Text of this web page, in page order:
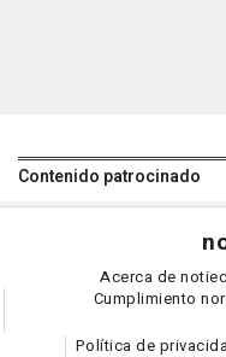
Contenido patrocinado
Acerca de
Cumplimiento
Política de